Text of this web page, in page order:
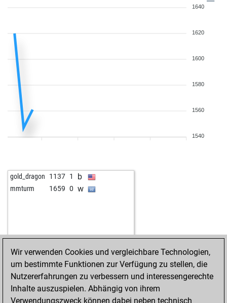
1640
1620
1600
1580
1560
1540
gold_dragon 1137 1 b
mmturm 1659 0 w
Wir verwenden Cookies und vergleichbare Technologien,
um bestimmte Funktionen zur Verfügung zu stellen, die
Nutzererfahrungen zu verbessern und interessengerechte
Inhalte auszuspielen. Abhängig von ihrem
Verwendungszweck können dabei neben technisch